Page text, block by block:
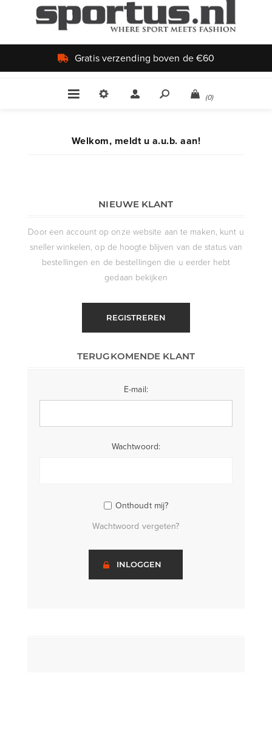
Gratis verzending boven de €60
(0)
Welkom, meldt u a.u.b. aan!
NIEUWE KLANT
Door een account op onze website aan te maken, kunt u
sneller winkelen, op de hoogte blijven van de status van
bestellingen en de bestellingen die u eerder hebt
gedaan bekijken
REGISTREREN
TERUGKOMENDE KLANT
E-mail:
Wachtwoord:
Onthoudt mij?
Wachtwoord vergeten?
INLOGGEN